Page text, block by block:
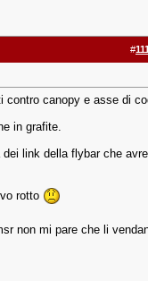
#
contro canopy e asse di
in grafite.
link della flybar che
rotto
non mi pare che li